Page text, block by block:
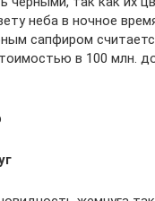
неба в ночное
сапфиром
в 100 млн.